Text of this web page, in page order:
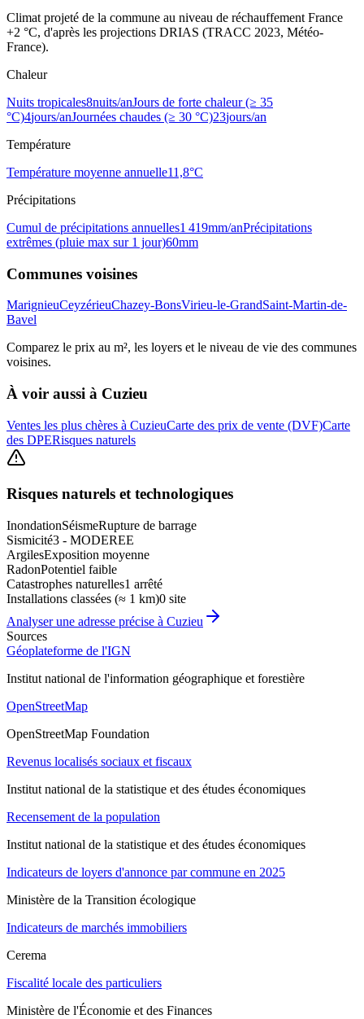
Climat projeté de la commune au niveau de réchauffement France
+2 °C, d'après les projections DRIAS (TRACC 2023, Météo-
France).
Chaleur
Nuits tropicales8nuits/anJours de forte chaleur (≥ 35
°C)4jours/anJournées chaudes (≥ 30 °C)23jours/an
Température
Température moyenne annuelle11,8°C
Précipitations
Cumul de précipitations annuelles1 419mm/anPrécipitations
extrêmes (pluie max sur 1 jour)60mm
Communes voisines
MarignieuCeyzérieuChazey-BonsVirieu-le-GrandSaint-Martin-de-
Bavel
Comparez le prix au m², les loyers et le niveau de vie des communes
voisines.
À voir aussi à Cuzieu
Ventes les plus chères à CuzieuCarte des prix de vente (DVF)Carte
des DPERisques naturels
Risques naturels et technologiques
InondationSéismeRupture de barrage
Sismicité3 - MODEREE
ArgilesExposition moyenne
RadonPotentiel faible
Catastrophes naturelles1 arrêté
Installations classées (≈ 1 km)0 site
Analyser une adresse précise à Cuzieu
Sources
Géoplateforme de l'IGN
Institut national de l'information géographique et forestière
OpenStreetMap
OpenStreetMap Foundation
Revenus localisés sociaux et fiscaux
Institut national de la statistique et des études économiques
Recensement de la population
Institut national de la statistique et des études économiques
Indicateurs de loyers d'annonce par commune en 2025
Ministère de la Transition écologique
Indicateurs de marchés immobiliers
Cerema
Fiscalité locale des particuliers
Ministère de l'Économie et des Finances